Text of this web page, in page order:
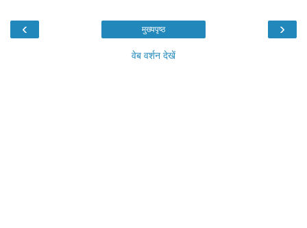
‹ ›
मुख्यपृष्ठ
वेब वर्शन देखें